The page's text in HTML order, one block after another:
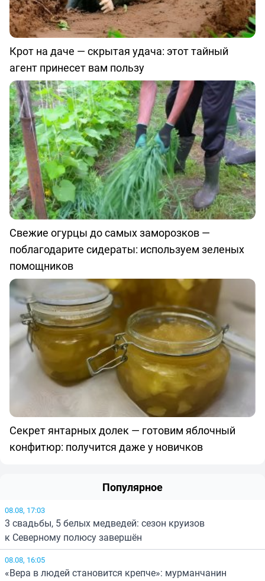
Крот на даче — скрытая удача: этот тайный
агент принесет вам пользу
Свежие огурцы до самых заморозков —
поблагодарите сидераты: используем зеленых
помощников
Секрет янтарных долек — готовим яблочный
конфитюр: получится даже у новичков
Популярное
08.08, 17:03
3 свадьбы, 5 белых медведей: сезон круизов
к Северному полюсу завершён
08.08, 16:05
«Вера в людей становится крепче»: мурманчанин